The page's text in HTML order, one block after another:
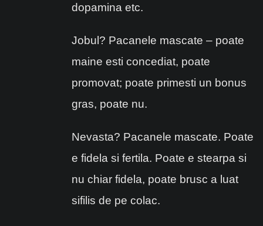
dopamina etc.
Jobul? Pacanele mascate – poate
maine esti concediat, poate
promovat; poate primesti un bonus
gras, poate nu.
Nevasta? Pacanele mascate. Poate
e fidela si fertila. Poate e stearpa si
nu chiar fidela, poate brusc a luat
sifilis de pe colac.